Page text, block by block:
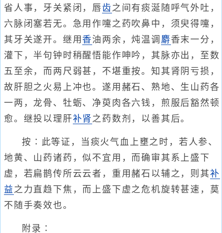
省人事，牙关紧闭，唇 齿之间有痰涎随呼气外吐，
六脉闭塞若无。急用作嚏之药吹鼻中，须臾得嚏，
其牙关遂开。继用 香油两余，炖温调 麝 香末一分，
灌下，半句钟时稍醒悟能作呻吟，其脉亦出，至数
五至余，而两尺弱甚，不堪重按。知其肾阴亏损，
故肝胆之火易上冲也。遂用赭石、熟地、生山药各
一两，龙骨、牡蛎、净萸肉各六钱，煎服后豁然顿
愈。继投以理肝补肾 之药数剂，以善其后。
按∶此等证，当痰火气血上壅之时，若人参、
地黄、山药诸药，似不宜用，而确审其系上盛下
虚，若扁鹊传所云云者，重用赭石以辅之，则其补
益 之力直趋下焦，而上盛下虚之危机旋转甚速，莫
不随手奏效也。
附录∶